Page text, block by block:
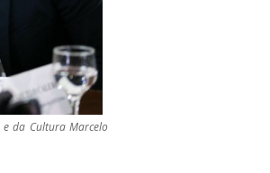
e da Cultura Marcelo